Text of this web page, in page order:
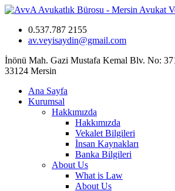
0.537.787 2155
av.veyisaydin@gmail.com
İnönü Mah. Gazi Mustafa Kemal Blv. No:
33124 Mersin
Ana Sayfa
Kurumsal
Hakkımızda
Hakkımızda
Vekalet Bilgileri
İnsan Kaynakları
Banka Bilgileri
About Us
What is Law
About Us